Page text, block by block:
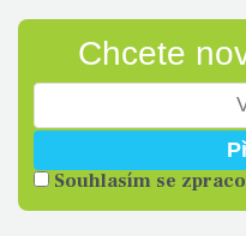
Chcete
Souhlasím se